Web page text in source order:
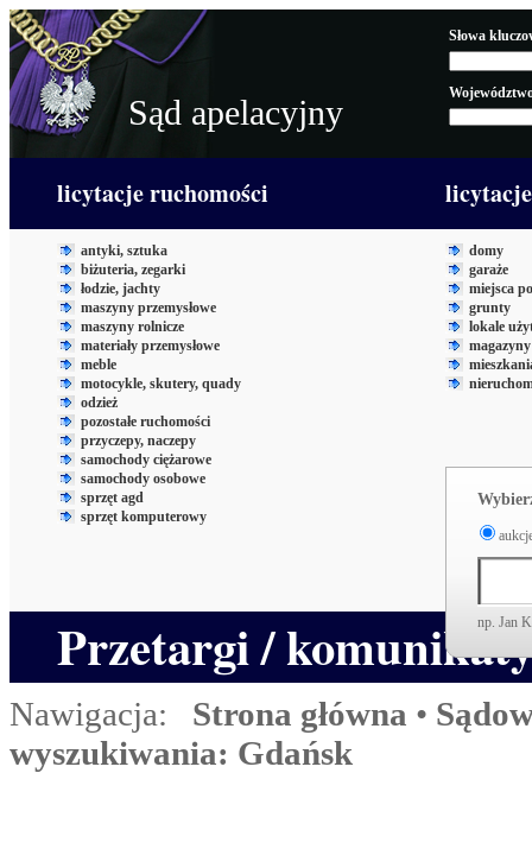
Sąd apelacyjny
Słowa
licytacje ruchomości
antyki, sztuka
biżuteria, zegarki
łodzie, jachty
maszyny przemysłowe
maszyny rolnicze
materiały przemysłowe
meble
motocykle, skutery, quady
odzież
pozostałe ruchomości
przyczepy, naczepy
samochody ciężarowe
samochody osobowe
sprzęt agd
sprzęt komputerowy
domy
garaże
miejsca
grunty
lokale
Przetargi / np. Jan
Nawigacja: Strona główna •
wyszukiwania: Gdańsk